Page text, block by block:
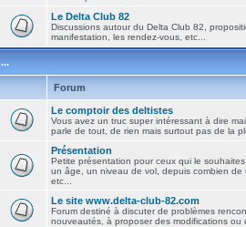
Le Delta Club 82
Discussions autour du Delta Club 82,
manifestation, les rendez-vous, etc...
...
Forum
Le comptoir des deltistes
Vous avez un truc super intéressant à dire
parle de tout, de rien mais surtout pas de la
Présentation
Petite présentation pour ceux qui le
un âge, un niveau de vol, depuis combien de
etc...
Le site www.delta-club-82.com
Forum destiné à discuter de problèmes
nouveautés, à proposer des modifications ou